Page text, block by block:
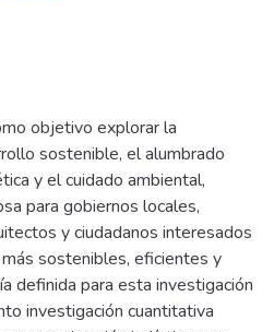
objetivo explorar la
sostenible, el alumbrado
y el cuidado ambiental,
para gobiernos locales,
y ciudadanos interesados
sostenibles, eficientes y
definida para esta investigación
investigación cuantitativa